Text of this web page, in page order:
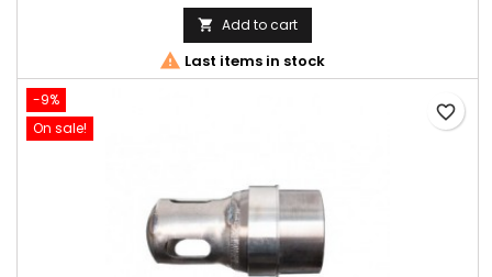
 Add to cart
 Last items in stock
-9%
On sale!
favorite_border